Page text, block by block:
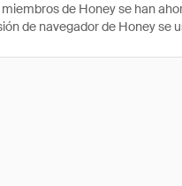
de Honey se han
de navegador de Honey se